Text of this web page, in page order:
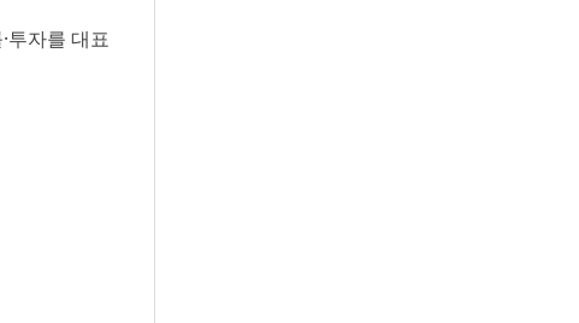
투자를 대표